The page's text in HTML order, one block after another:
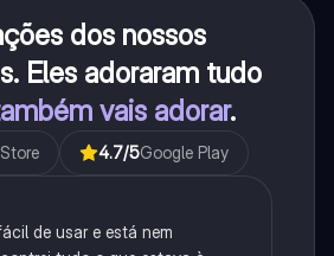
dos nossos
Eles adoraram tudo
vais adorar.
4.7/5Google Play
de usar e está nem